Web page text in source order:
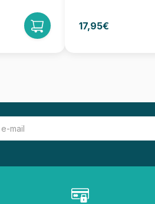
17,95€